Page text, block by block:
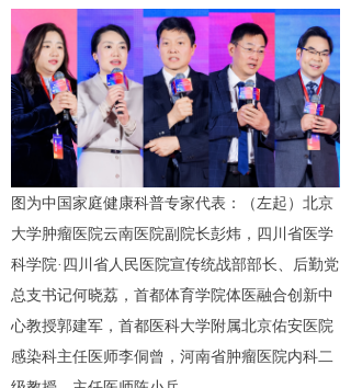
图为中国家庭健康科普专家代表：（左起）北京
大学肿瘤医院云南医院副院长彭炜，四川省医学
科学院·四川省人民医院宣传统战部部长、后勤党
总支书记何晓荔，首都体育学院体医融合创新中
心教授郭建军，首都医科大学附属北京佑安医院
感染科主任医师李侗曾，河南省肿瘤医院内科二